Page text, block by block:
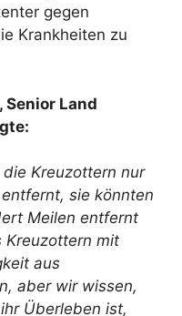
gegen
Krankheiten zu
Senior Land
Kreuzottern nur
sie könnten
Meilen entfernt
Kreuzottern mit
aus
aber wir wissen,
Überleben ist,